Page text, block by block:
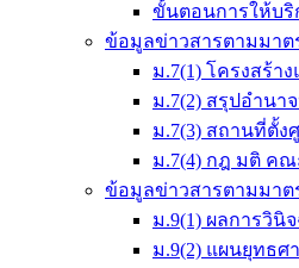
ขั้นตอนการให้บริ
ข้อมูลข่าวสารตามมาต
ม.7(1) โครงสร้า
ม.7(2) สรุปอำน
ม.7(3) สถานที่ตั้ง
ม.7(4) กฎ มติ คณ
ข้อมูลข่าวสารตามมาต
ม.9(1) ผลการวินิ
ม.9(2) แผนยุทธศ